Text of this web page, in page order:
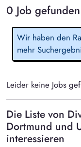
0 Job gefunden
Wir haben den
mehr
Leider keine Jobs
Die Liste von
Dortmund und
interessieren